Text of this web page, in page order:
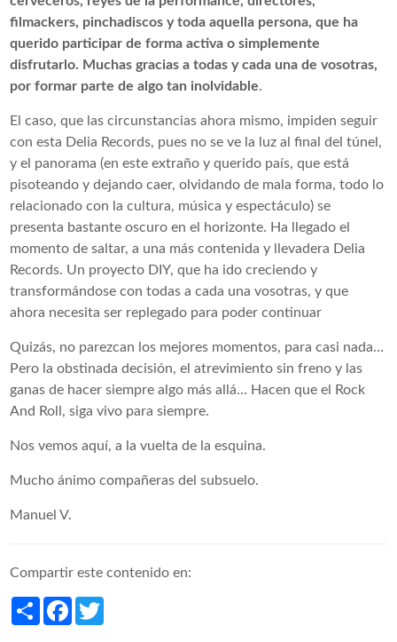
filmackers, pinchadiscos y toda aquella persona, que ha
querido participar de forma activa o simplemente
disfrutarlo. Muchas gracias a todas y cada una de vosotras,
por formar parte de algo tan inolvidable.
El caso, que las circunstancias ahora mismo, impiden seguir
con esta Delia Records, pues no se ve la luz al final del túnel,
y el panorama (en este extraño y querido país, que está
pisoteando y dejando caer, olvidando de mala forma, todo lo
relacionado con la cultura, música y espectáculo) se
presenta bastante oscuro en el horizonte. Ha llegado el
momento de saltar, a una más contenida y llevadera Delia
Records. Un proyecto DIY, que ha ido creciendo y
transformándose con todas a cada una vosotras, y que
ahora necesita ser replegado para poder continuar
Quizás, no parezcan los mejores momentos, para casi nada…
Pero la obstinada decisión, el atrevimiento sin freno y las
ganas de hacer siempre algo más allá… Hacen que el Rock
And Roll, siga vivo para siempre.
Nos vemos aquí, a la vuelta de la esquina.
Mucho ánimo compañeras del subsuelo.
Manuel V.
Compartir este contenido en:
ShareFacebook